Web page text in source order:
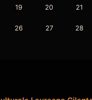
19 20 21
26 27 28